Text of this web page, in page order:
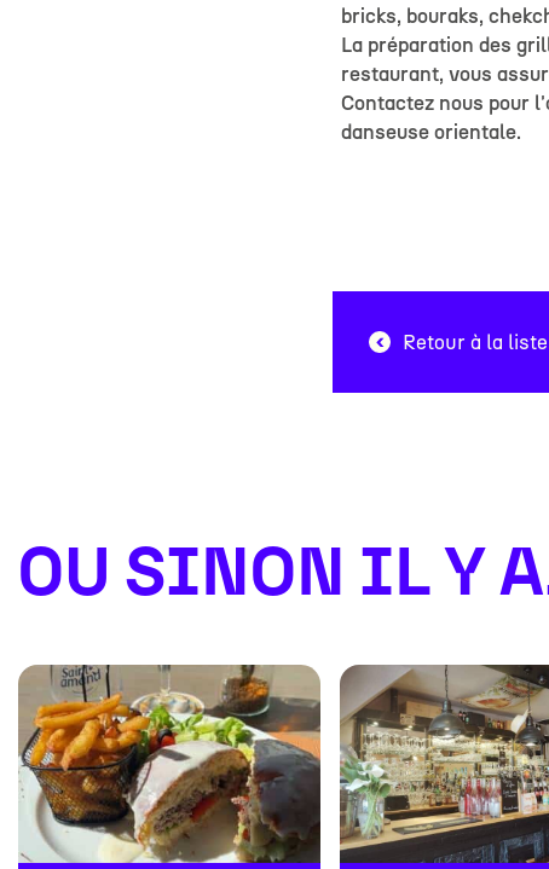
bricks, bouraks,
La préparation des
restaurant, vous
Contactez nous pour
danseuse orientale.
Retour à la
OU SINON IL Y